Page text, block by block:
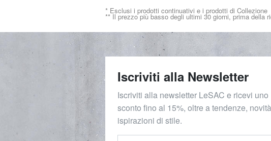
* Esclusi i prodotti continuativi e i prodotti di Collezione
** Il prezzo più basso degli ultimi 30 giorni, prima della
Iscriviti alla Newsletter
Iscriviti alla newsletter LeSAC e ricevi uno
sconto fino al 15%, oltre a tendenze,
ispirazioni di stile.